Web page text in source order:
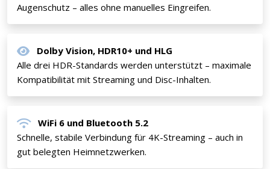
Augenschutz – alles ohne manuelles Eingreifen.
Dolby Vision, HDR10+ und HLG
Alle drei HDR-Standards werden unterstützt – maximale
Kompatibilität mit Streaming und Disc-Inhalten.
WiFi 6 und Bluetooth 5.2
Schnelle, stabile Verbindung für 4K-Streaming – auch in
gut belegten Heimnetzwerken.